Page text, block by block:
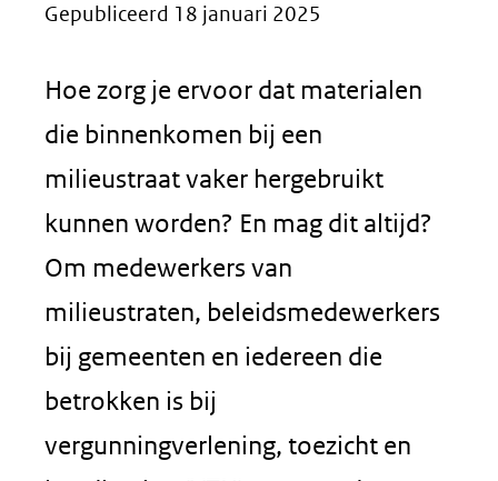
Gepubliceerd 18 januari 2025
Hoe zorg je ervoor dat materialen
die binnenkomen bij een
milieustraat vaker hergebruikt
kunnen worden? En mag dit altijd?
Om medewerkers van
milieustraten, beleidsmedewerkers
bij gemeenten en iedereen die
betrokken is bij
vergunningverlening, toezicht en